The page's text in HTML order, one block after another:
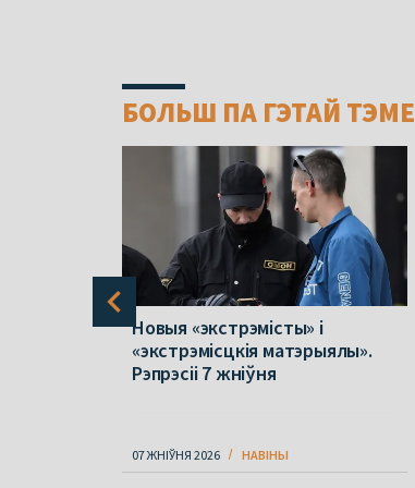
БОЛЬШ ПА ГЭТАЙ ТЭМЕ
Новыя «экстрэмісты» і
«экстрэмісцкія матэрыялы».
Рэпрэсіі 7 жніўня
07 ЖНІЎНЯ 2026 НАВІНЫ